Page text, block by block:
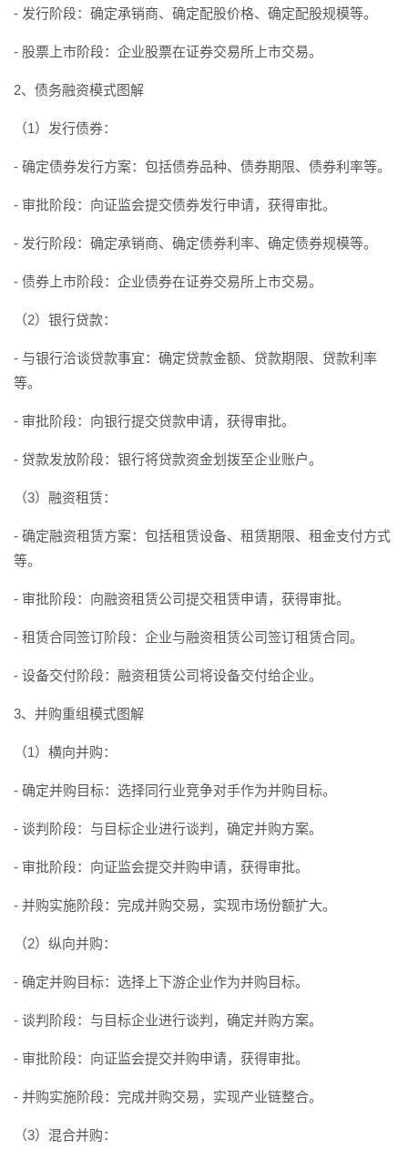
- 发行阶段：确定承销商、确定配股价格、确定配股规模等。
- 股票上市阶段：企业股票在证券交易所上市交易。
2、债务融资模式图解
（1）发行债券：
- 确定债券发行方案：包括债券品种、债券期限、债券利率等。
- 审批阶段：向证监会提交债券发行申请，获得审批。
- 发行阶段：确定承销商、确定债券利率、确定债券规模等。
- 债券上市阶段：企业债券在证券交易所上市交易。
（2）银行贷款：
- 与银行洽谈贷款事宜：确定贷款金额、贷款期限、贷款利率
等。
- 审批阶段：向银行提交贷款申请，获得审批。
- 贷款发放阶段：银行将贷款资金划拨至企业账户。
（3）融资租赁：
- 确定融资租赁方案：包括租赁设备、租赁期限、租金支付方式
等。
- 审批阶段：向融资租赁公司提交租赁申请，获得审批。
- 租赁合同签订阶段：企业与融资租赁公司签订租赁合同。
- 设备交付阶段：融资租赁公司将设备交付给企业。
3、并购重组模式图解
（1）横向并购：
- 确定并购目标：选择同行业竞争对手作为并购目标。
- 谈判阶段：与目标企业进行谈判，确定并购方案。
- 审批阶段：向证监会提交并购申请，获得审批。
- 并购实施阶段：完成并购交易，实现市场份额扩大。
（2）纵向并购：
- 确定并购目标：选择上下游企业作为并购目标。
- 谈判阶段：与目标企业进行谈判，确定并购方案。
- 审批阶段：向证监会提交并购申请，获得审批。
- 并购实施阶段：完成并购交易，实现产业链整合。
（3）混合并购：